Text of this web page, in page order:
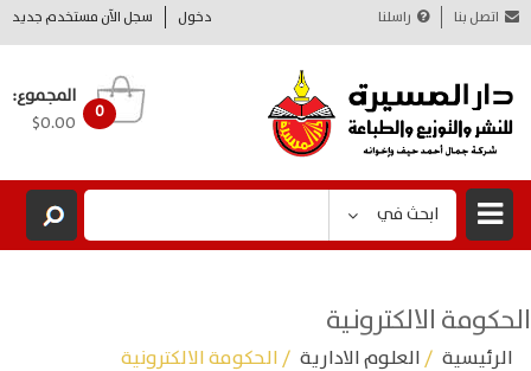
دخول سجل الآن مستخدم جديد اتصل بنا راسلنا
0
المجموع:
$0.00
ابحث في
الحكومة الالكترونية
الرئيسية /العلوم الادارية / الحكومة الالكترونية